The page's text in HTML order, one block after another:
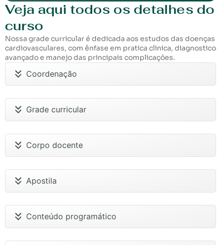
Veja aqui todos os detalhes do
curso
Nossa grade curricular é dedicada aos estudos das doenças
cardiovasculares, com ênfase em pratica clinica, diagnostico
avançado e manejo das principais complicações.
Coordenação
Grade curricular
Corpo docente
Apostila
Conteúdo programático